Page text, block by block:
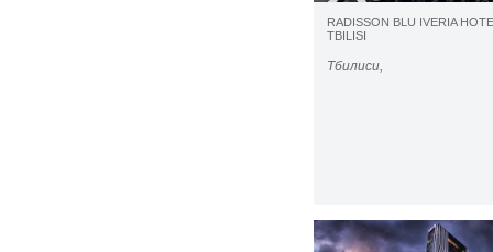
RADISSON BLU IVERIA
TBILISI
Тбилиси,